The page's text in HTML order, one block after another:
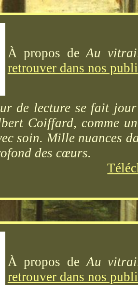
À propos deAu
retrouver dans nos
de lecture se fait
Coiffard, comme
soin. Mille nuances
des cœurs.
À propos deAu
retrouver dans nos